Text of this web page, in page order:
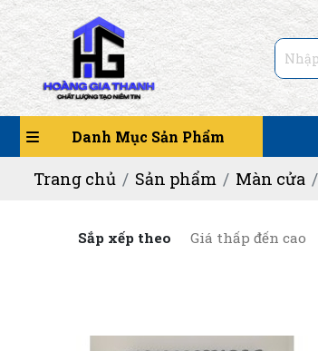
Danh Mục Sản Phẩm
Trang chủ Sản phẩm Màn cửa
Sắp xếp theo Giá thấp đến cao